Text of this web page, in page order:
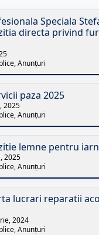
Speciala
directa privind
Anunțuri
paza 2025
2025
Anunțuri
lemne pentru
2025
Anunțuri
lucrari reparatii
2024
Anunțuri